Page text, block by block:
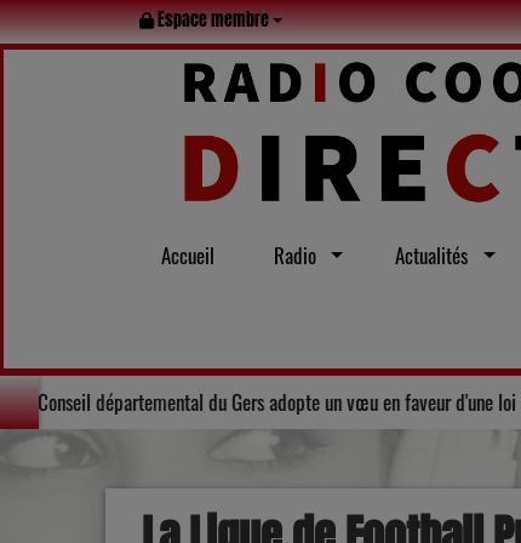
Espace membre
Accueil Radio Actualités
tout l’été Solidarité : Le Conseil départemental du Gers